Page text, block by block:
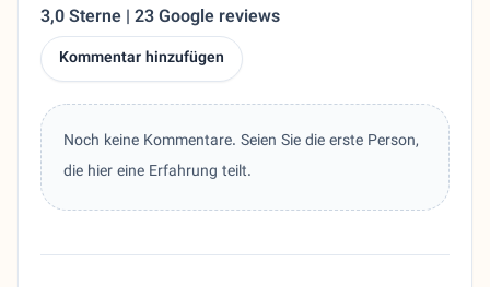
3,0 Sterne | 23 Google reviews
Kommentar hinzufügen
Noch keine Kommentare. Seien Sie die erste Person,
die hier eine Erfahrung teilt.